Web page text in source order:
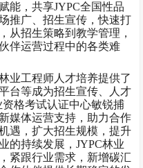
能，共享JYPC全国性品
推广、招生宣传，快速打
从招生策略到教学管理，
伴运营过程中的各类难
业工程师人才培养提供了
台等成为招生宣传、人才
资格考试认证中心敏锐捕
媒体运营支持，助力合作
遇，扩大招生规模，提升
的持续发展，JYPC林业
紧跟行业需求，新增碳汇